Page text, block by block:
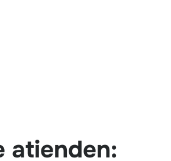
atienden: